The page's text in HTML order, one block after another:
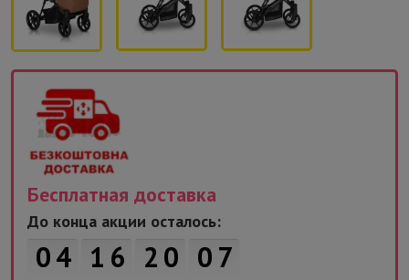
Бесплатная доставка
До конца акции осталось:
04 1 6 2 0 0
6